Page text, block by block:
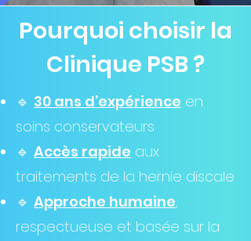
Pourquoi choisir la
Clinique PSB ?
🔹 30 ans d’expérience en
soins conservateurs
🔹 Accès rapide aux
traitements de la hernie discale
🔹 Approche humaine,
respectueuse et basée sur la